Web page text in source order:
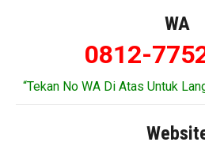
WA
0812-
“Tekan No WA Di Atas Untuk